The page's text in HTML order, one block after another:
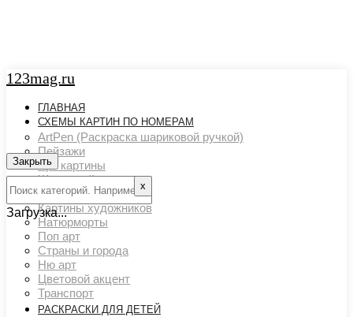
123mag.ru
ГЛАВНАЯ
СХЕМЫ КАРТИН ПО НОМЕРАМ
ArtPen (Раскраска шариковой ручкой)
Пейзажи
Арт картины
Животный мир
Люди
Картины художников
Натюрморты
Поп арт
Страны и города
Ню арт
Цветовой акцент
Транспорт
РАСКРАСКИ ДЛЯ ДЕТЕЙ
Закрыть
х
Загрузка...